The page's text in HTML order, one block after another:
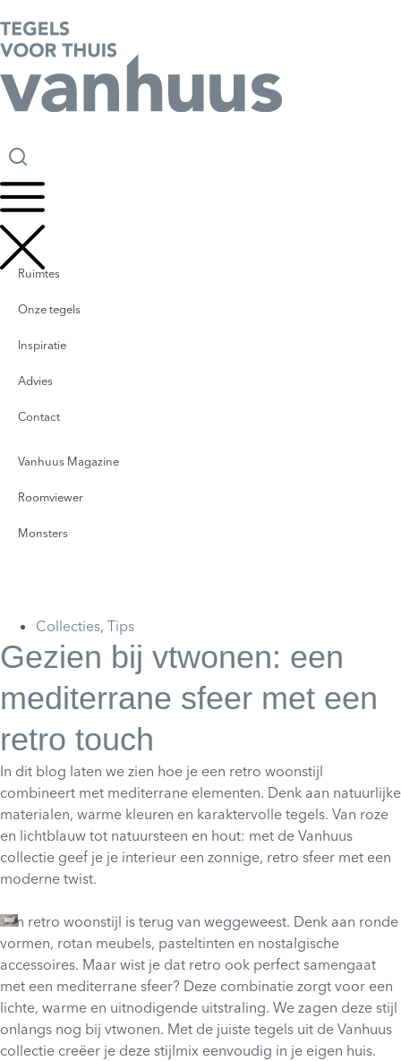
Ruimtes
Onze tegels
Inspiratie
Advies
Contact
Vanhuus Magazine
Roomviewer
Monsters
Collecties, Tips
Gezien bij vtwonen: een
mediterrane sfeer met een
retro touch
In dit blog laten we zien hoe je een retro woonstijl
combineert met mediterrane elementen. Denk aan natuurlijke
materialen, warme kleuren en karaktervolle tegels. Van roze
en lichtblauw tot natuursteen en hout: met de Vanhuus
collectie geef je je interieur een zonnige, retro sfeer met een
moderne twist.
Een retro woonstijl is terug van weggeweest. Denk aan ronde
vormen, rotan meubels, pasteltinten en nostalgische
accessoires. Maar wist je dat retro ook perfect samengaat
met een mediterrane sfeer? Deze combinatie zorgt voor een
lichte, warme en uitnodigende uitstraling. We zagen deze stijl
onlangs nog bij vtwonen. Met de juiste tegels uit de Vanhuus
collectie creëer je deze stijlmix eenvoudig in je eigen huis.